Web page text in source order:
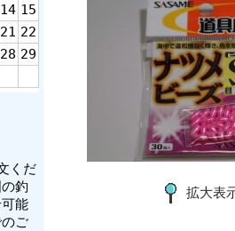
14 15
21 22
28 29
くだ
釣
能
ご
拡大表